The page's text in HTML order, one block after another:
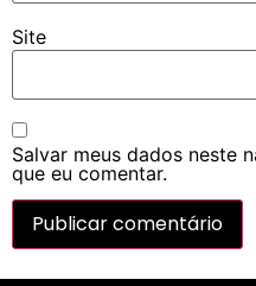
Site
Salvar meus dados neste
que eu comentar.